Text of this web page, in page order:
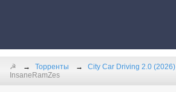
☭ Торренты City Car Driving 2.0 (2026)
InsaneRamZes